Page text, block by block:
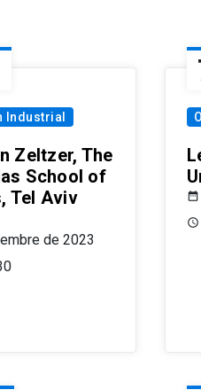
Industrial
Zeltzer, The
School of
Tel Aviv
de 2023